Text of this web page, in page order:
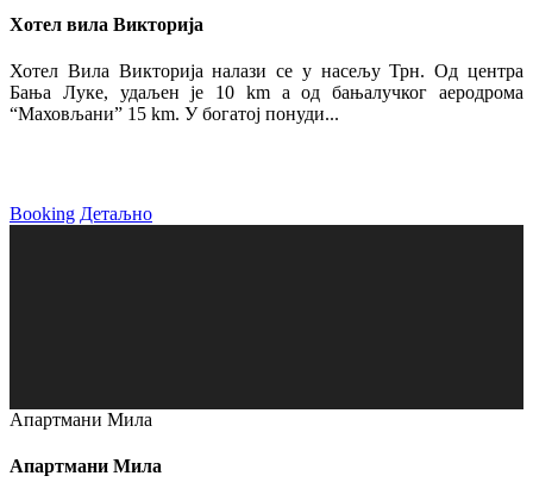
Хотел вила Викторија
Хотел Вила Викторија налази се у насељу Трн. Од центра
Бања Луке, удаљен је 10 km а од бањалучког аеродрома
“Маховљани” 15 km. У богатој понуди...
Booking Детаљно
Апартмани Мила
Апартмани Мила